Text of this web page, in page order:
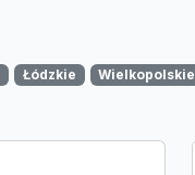
Łódzkie Wielkopolskie